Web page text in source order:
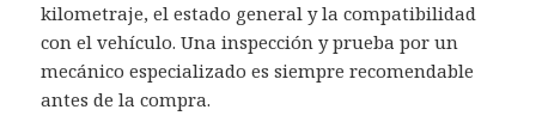
kilometraje, el estado general y la compatibilidad
con el vehículo. Una inspección y prueba por un
mecánico especializado es siempre recomendable
antes de la compra.